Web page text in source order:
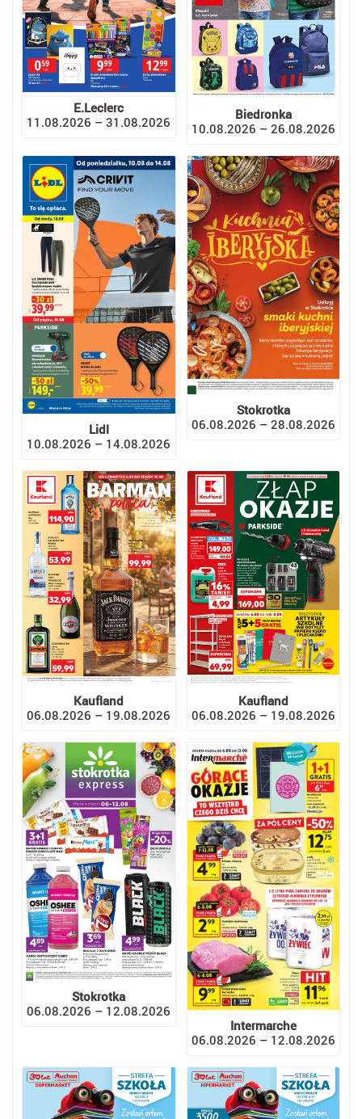
E.Leclerc
11.08.2026 – 31.08.2026
Biedronka
10.08.2026 – 26.08.2026
Lidl
10.08.2026 – 14.08.2026
Stokrotka
06.08.2026 – 28.08.2026
Kaufland
06.08.2026 – 19.08.2026
Kaufland
06.08.2026 – 19.08.2026
Stokrotka
06.08.2026 – 12.08.2026
Intermarche
06.08.2026 – 12.08.2026